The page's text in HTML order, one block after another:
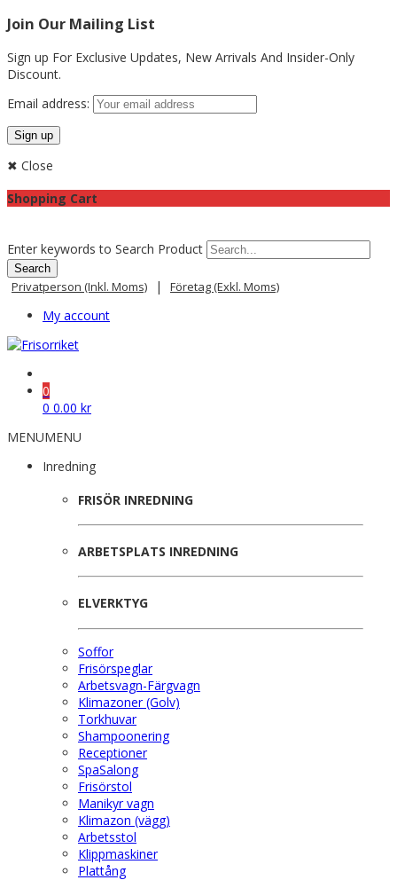
Join Our Mailing List
Sign up For Exclusive Updates, New Arrivals And Insider-Only
Discount.
Email address:
✖ Close
Shopping Cart
Enter keywords to Search Product
Privatperson (inkl. Moms) | Företag (exkl. Moms)
My account
0
0 0.00 kr
MENUMENU
Inredning
FRISÖR INREDNING
ARBETSPLATS INREDNING
ELVERKTYG
Soffor
Frisörspeglar
Arbetsvagn-Färgvagn
Klimazoner (Golv)
Torkhuvar
Shampoonering
Receptioner
SpaSalong
Frisörstol
Manikyr vagn
Klimazon (vägg)
Arbetsstol
Klippmaskiner
Plattång